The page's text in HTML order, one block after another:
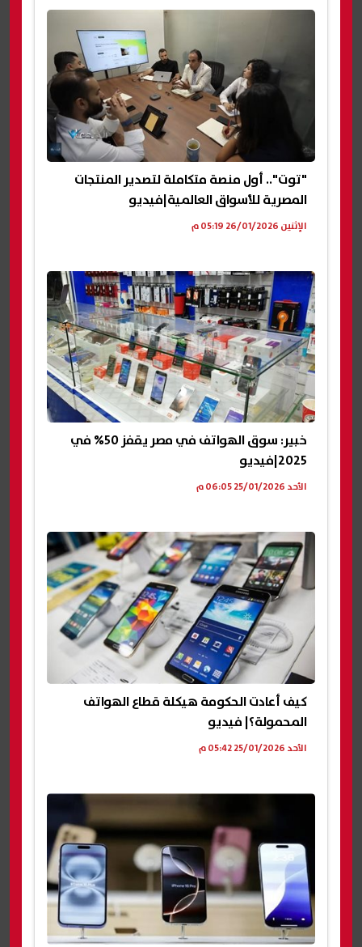
"توت".. أول منصة متكاملة لتصدير المنتجات
المصرية للأسواق العالمية|فيديو
الإثنين 26/01/2026 05:19 م
خبير: سوق الهواتف في مصر يقفز 50% في
2025|فيديو
الأحد 25/01/2026 06:05 م
كيف أعادت الحكومة هيكلة قطاع الهواتف
المحمولة؟| فيديو
الأحد 25/01/2026 05:42 م